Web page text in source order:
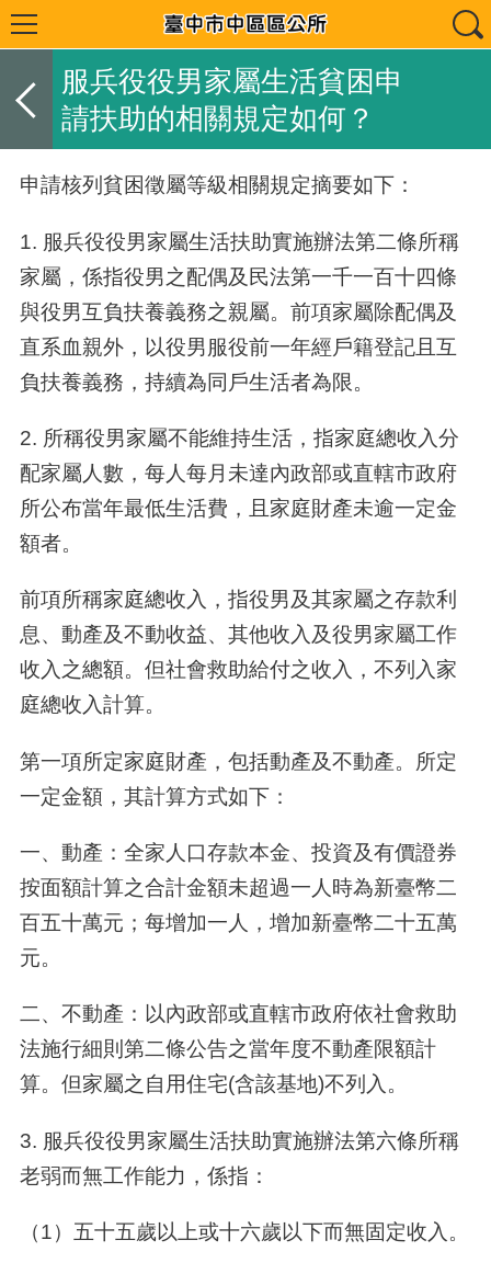
服兵役役男家屬生活貧困申
請扶助的相關規定如何？
申請核列貧困徵屬等級相關規定摘要如下：
1. 服兵役役男家屬生活扶助實施辦法第二條所稱
家屬，係指役男之配偶及民法第一千一百十四條
與役男互負扶養義務之親屬。前項家屬除配偶及
直系血親外，以役男服役前一年經戶籍登記且互
負扶養義務，持續為同戶生活者為限。
2. 所稱役男家屬不能維持生活，指家庭總收入分
配家屬人數，每人每月未達內政部或直轄市政府
所公布當年最低生活費，且家庭財產未逾一定金
額者。
前項所稱家庭總收入，指役男及其家屬之存款利
息、動產及不動收益、其他收入及役男家屬工作
收入之總額。但社會救助給付之收入，不列入家
庭總收入計算。
第一項所定家庭財產，包括動產及不動產。所定
一定金額，其計算方式如下：
一、動產：全家人口存款本金、投資及有價證券
按面額計算之合計金額未超過一人時為新臺幣二
百五十萬元；每增加一人，增加新臺幣二十五萬
元。
二、不動產：以內政部或直轄市政府依社會救助
法施行細則第二條公告之當年度不動產限額計
算。但家屬之自用住宅(含該基地)不列入。
3. 服兵役役男家屬生活扶助實施辦法第六條所稱
老弱而無工作能力，係指：
（1）五十五歲以上或十六歲以下而無固定收入。